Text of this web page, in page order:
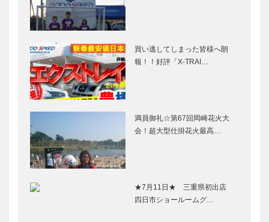
買い逃してしまった皆様へ朗
報！！好評「X-TRAI…
満員御礼☆第67回岡崎花火大
会！超大型仕掛花火最高…
★7月11日★ 三重県初出店
四日市ショールームグ…